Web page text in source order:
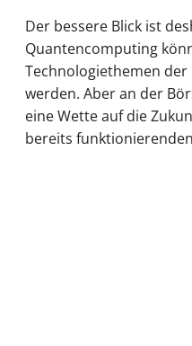
Der bessere Blick ist
Quantencomputing
Technologiethemen
werden. Aber an der
eine Wette auf die
bereits